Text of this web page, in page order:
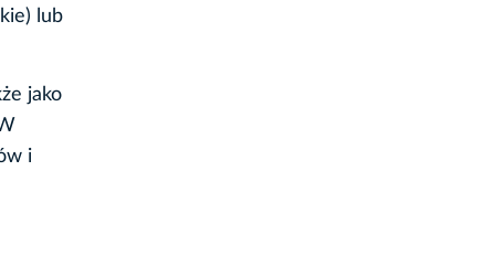
lub
jako
i